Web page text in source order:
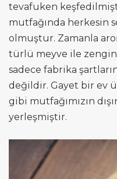
tevafuken
mutfağında herkesin
olmuştur. Zamanla
türlü meyve ile
sadece fabrika
değildir. Gayet bir ev
gibi mutfağımızın
yerleşmiştir.